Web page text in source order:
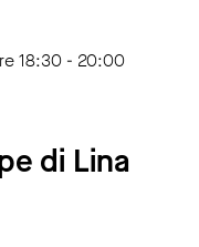
18:30 - 20:00
di Lina